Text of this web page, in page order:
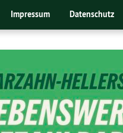
Impressum Datenschutz